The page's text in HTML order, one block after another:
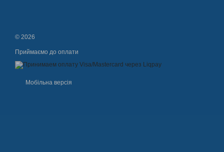
© 2026
Приймаємо до оплати
Мобільна версія